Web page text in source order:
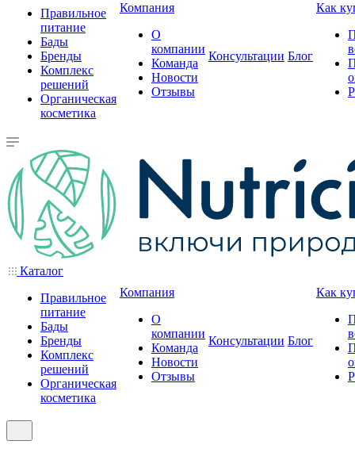
Правильное
питание
Бады
Бренды
Комплекс
решений
Органическая
косметика
Компания
О
компании
Команда
Новости
Отзывы
Консультации Блог
Как
Каталог
Правильное
питание
Бады
Бренды
Комплекс
решений
Органическая
косметика
Компания
О
компании
Команда
Новости
Отзывы
Консультации Блог
Как